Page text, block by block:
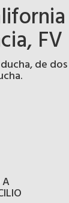
FV
de
A